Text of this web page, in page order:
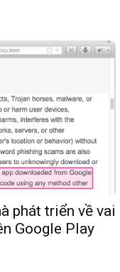
phát triển về vai
Google Play